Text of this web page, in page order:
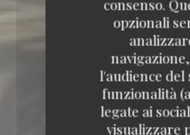
consenso.
opzionali
l'audience
funzionalità
legate ai
visualizzare